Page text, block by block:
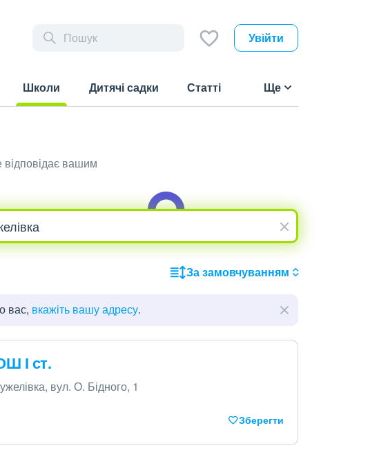
Увійти
Школи
Дитячі садки Статті Ще
вашим
За замовчуванням
вас, вкажіть вашу адресу.
І ст.
вул. О. Бідного, 1
Зберегти